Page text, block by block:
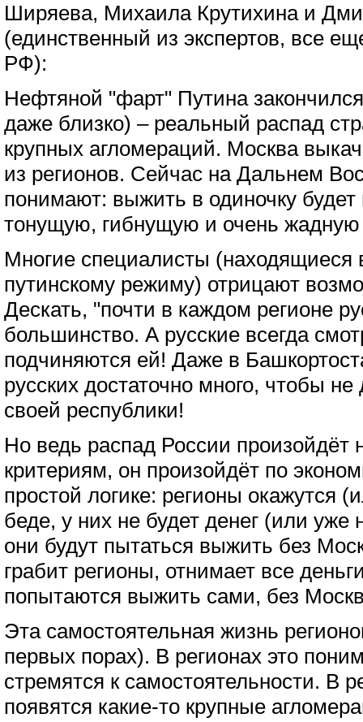
Ширяева, Михаила Крутихина и
(единственный из экспертов, все
РФ):
Нефтяной "фарт" Путина
даже близко) – реальный распад
крупных агломераций. Москва
из регионов. Сейчас на Дальнем
понимают: выжить в одиночку
тонущую, гибнущую и очень жадную
Многие специалисты (находящиеся
путинскому режиму) отрицают
Дескать, "почти в каждом регионе
большинство. А русские всегда
подчиняются ей! Даже в
русских достаточно много, чтобы не
своей республики!
Но ведь распад России произойдёт
критериям, он произойдёт по
простой логике: регионы окажутся
беде, у них не будет денег (или уже
они будут пытаться выжить без
грабит регионы, отнимает все
попытаются выжить сами, без
Эта самостоятельная жизнь
первых порах). В регионах это
стремятся к самостоятельности. В
появятся какие-то крупные